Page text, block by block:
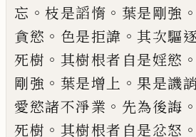
忘 。枝是謟惰 。 葉是剛強 。
貪慾 。 色是拒諱 。其次驅
死樹 。 其樹根者自是婬慾 。
剛強 。 葉是增上 。 果是譏誚
愛慾諸不淨業 。 先為後誨 。
死樹 。 其樹根者自是忿怒 。